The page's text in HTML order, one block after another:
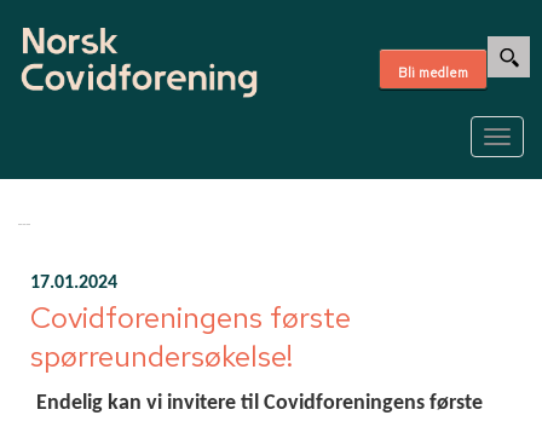
Bli medlem
17.01.2024
Covidforeningens første
spørreundersøkelse!
Endelig kan vi invitere til Covidforeningens første